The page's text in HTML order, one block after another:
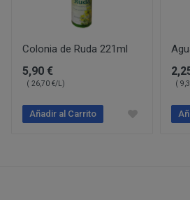
Colonia de Ruda 221ml
5,90 €
( 26,70 €/L)
Añadir al Carrito
(
Ejecución de medidas
Interés legítimo del responsable
¿A qué destinatarios se
PROCESO DE COMPRA Y/
Para realizar cualquier
edad.
recogida de datos en el que
contratación; datos que en